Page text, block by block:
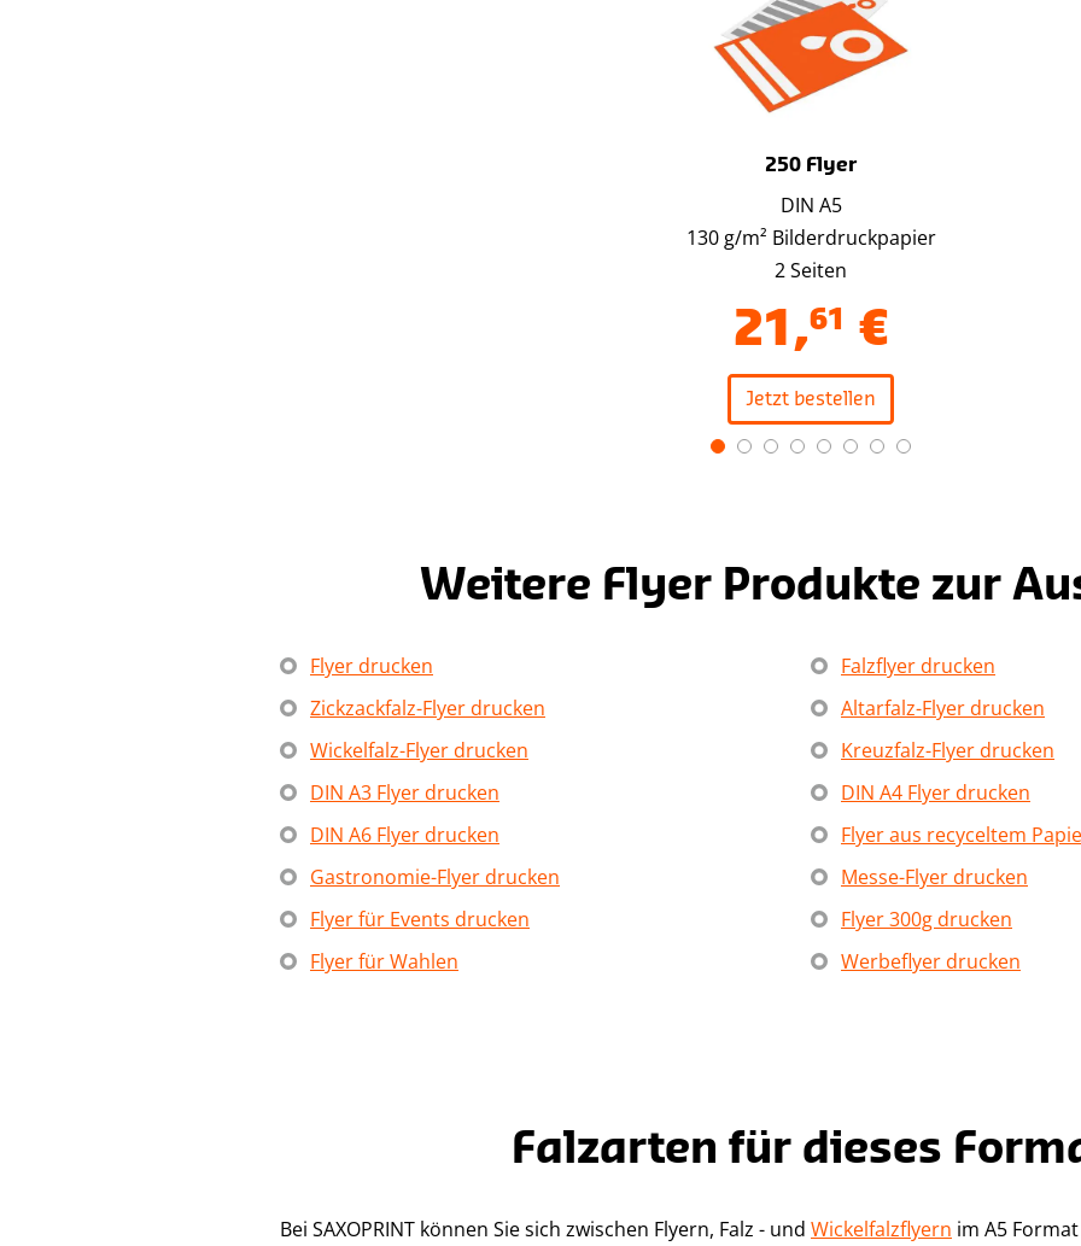
250 Flyer
DIN A5
130 g/m² Bilderdruckpapier
2 Seiten
21 ,61 €
Jetzt bestellen
Weitere Flyer Produkte zur
Flyer drucken
Falzflyer drucken
Zickzackfalz-Flyer drucken
Altarfalz-Flyer drucken
Wickelfalz-Flyer drucken
Kreuzfalz-Flyer drucken
DIN A3 Flyer drucken
DIN A4 Flyer drucken
DIN A6 Flyer drucken
Flyer aus recyceltem
Gastronomie-Flyer drucken
Messe-Flyer drucken
Flyer für Events drucken
Flyer 300g drucken
Flyer für Wahlen
Werbeflyer drucken
Falzarten für dieses
Bei SAXOPRINT können Sie sich zwischen Flyern, Falz - und Wickelfalzflyern im A5